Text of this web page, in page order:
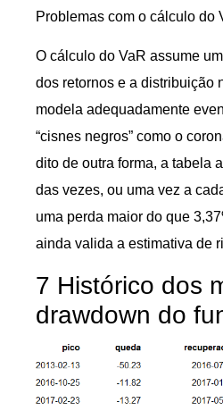
Problemas com o cálculo do
O cálculo do VaR assume
dos retornos e a distribuição
modela adequadamente
“cisnes negros” como o
dito de outra forma, a tabela
das vezes, ou uma vez a
uma perda maior do que
ainda valida a estimativa de
7 Histórico dos
drawdown do